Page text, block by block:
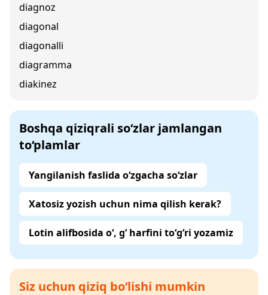
diagnoz
diagonal
diagonalli
diagramma
diakinez
Boshqa qiziqrali so‘zlar jamlangan
to‘plamlar
Yangilanish faslida o‘zgacha so‘zlar
Xatosiz yozish uchun nima qilish kerak?
Lotin alifbosida o‘, g‘ harfini to‘g‘ri yozamiz
Siz uchun qiziq bo‘lishi mumkin